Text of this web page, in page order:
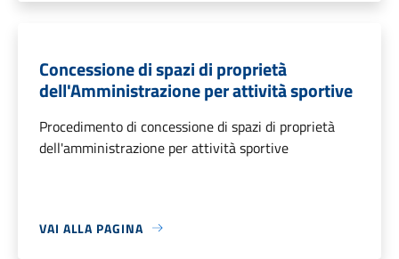
Concessione di spazi di proprietà
dell'Amministrazione per attività sportive
Procedimento di concessione di spazi di proprietà
dell'amministrazione per attività sportive
VAI ALLA PAGINA